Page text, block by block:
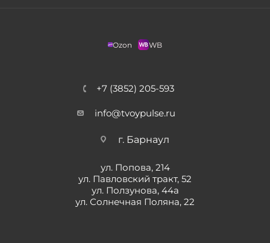
Ozon WB
+7 (3852) 205-593
info@tvoypulse.ru
г. Барнаул
ул. Попова, 214
ул. Павловский тракт, 52
ул. Ползунова, 44а
ул. Солнечная Поляна, 22